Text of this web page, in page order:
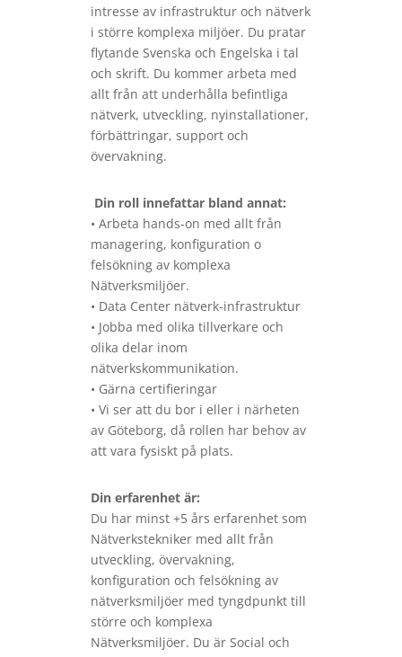
intresse av infrastruktur och nätverk
i större komplexa miljöer. Du pratar
flytande Svenska och Engelska i tal
och skrift. Du kommer arbeta med
allt från att underhålla befintliga
nätverk, utveckling, nyinstallationer,
förbättringar, support och
övervakning.
Din roll innefattar bland annat:
• Arbeta hands-on med allt från
managering, konfiguration o
felsökning av komplexa
Nätverksmiljöer.
• Data Center nätverk-infrastruktur
• Jobba med olika tillverkare och
olika delar inom
nätverkskommunikation.
• Gärna certifieringar
• Vi ser att du bor i eller i närheten
av Göteborg, då rollen har behov av
att vara fysiskt på plats.
Din erfarenhet är:
Du har minst +5 års erfarenhet som
Nätverkstekniker med allt från
utveckling, övervakning,
konfiguration och felsökning av
nätverksmiljöer med tyngdpunkt till
större och komplexa
Nätverksmiljöer. Du är Social och